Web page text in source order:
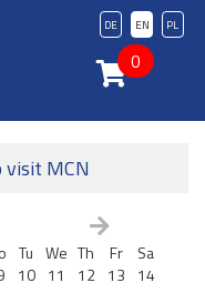
PL
EN
DE
0
MCN
Tu
10
We
11
Th
12
Fr
13
Sa
14